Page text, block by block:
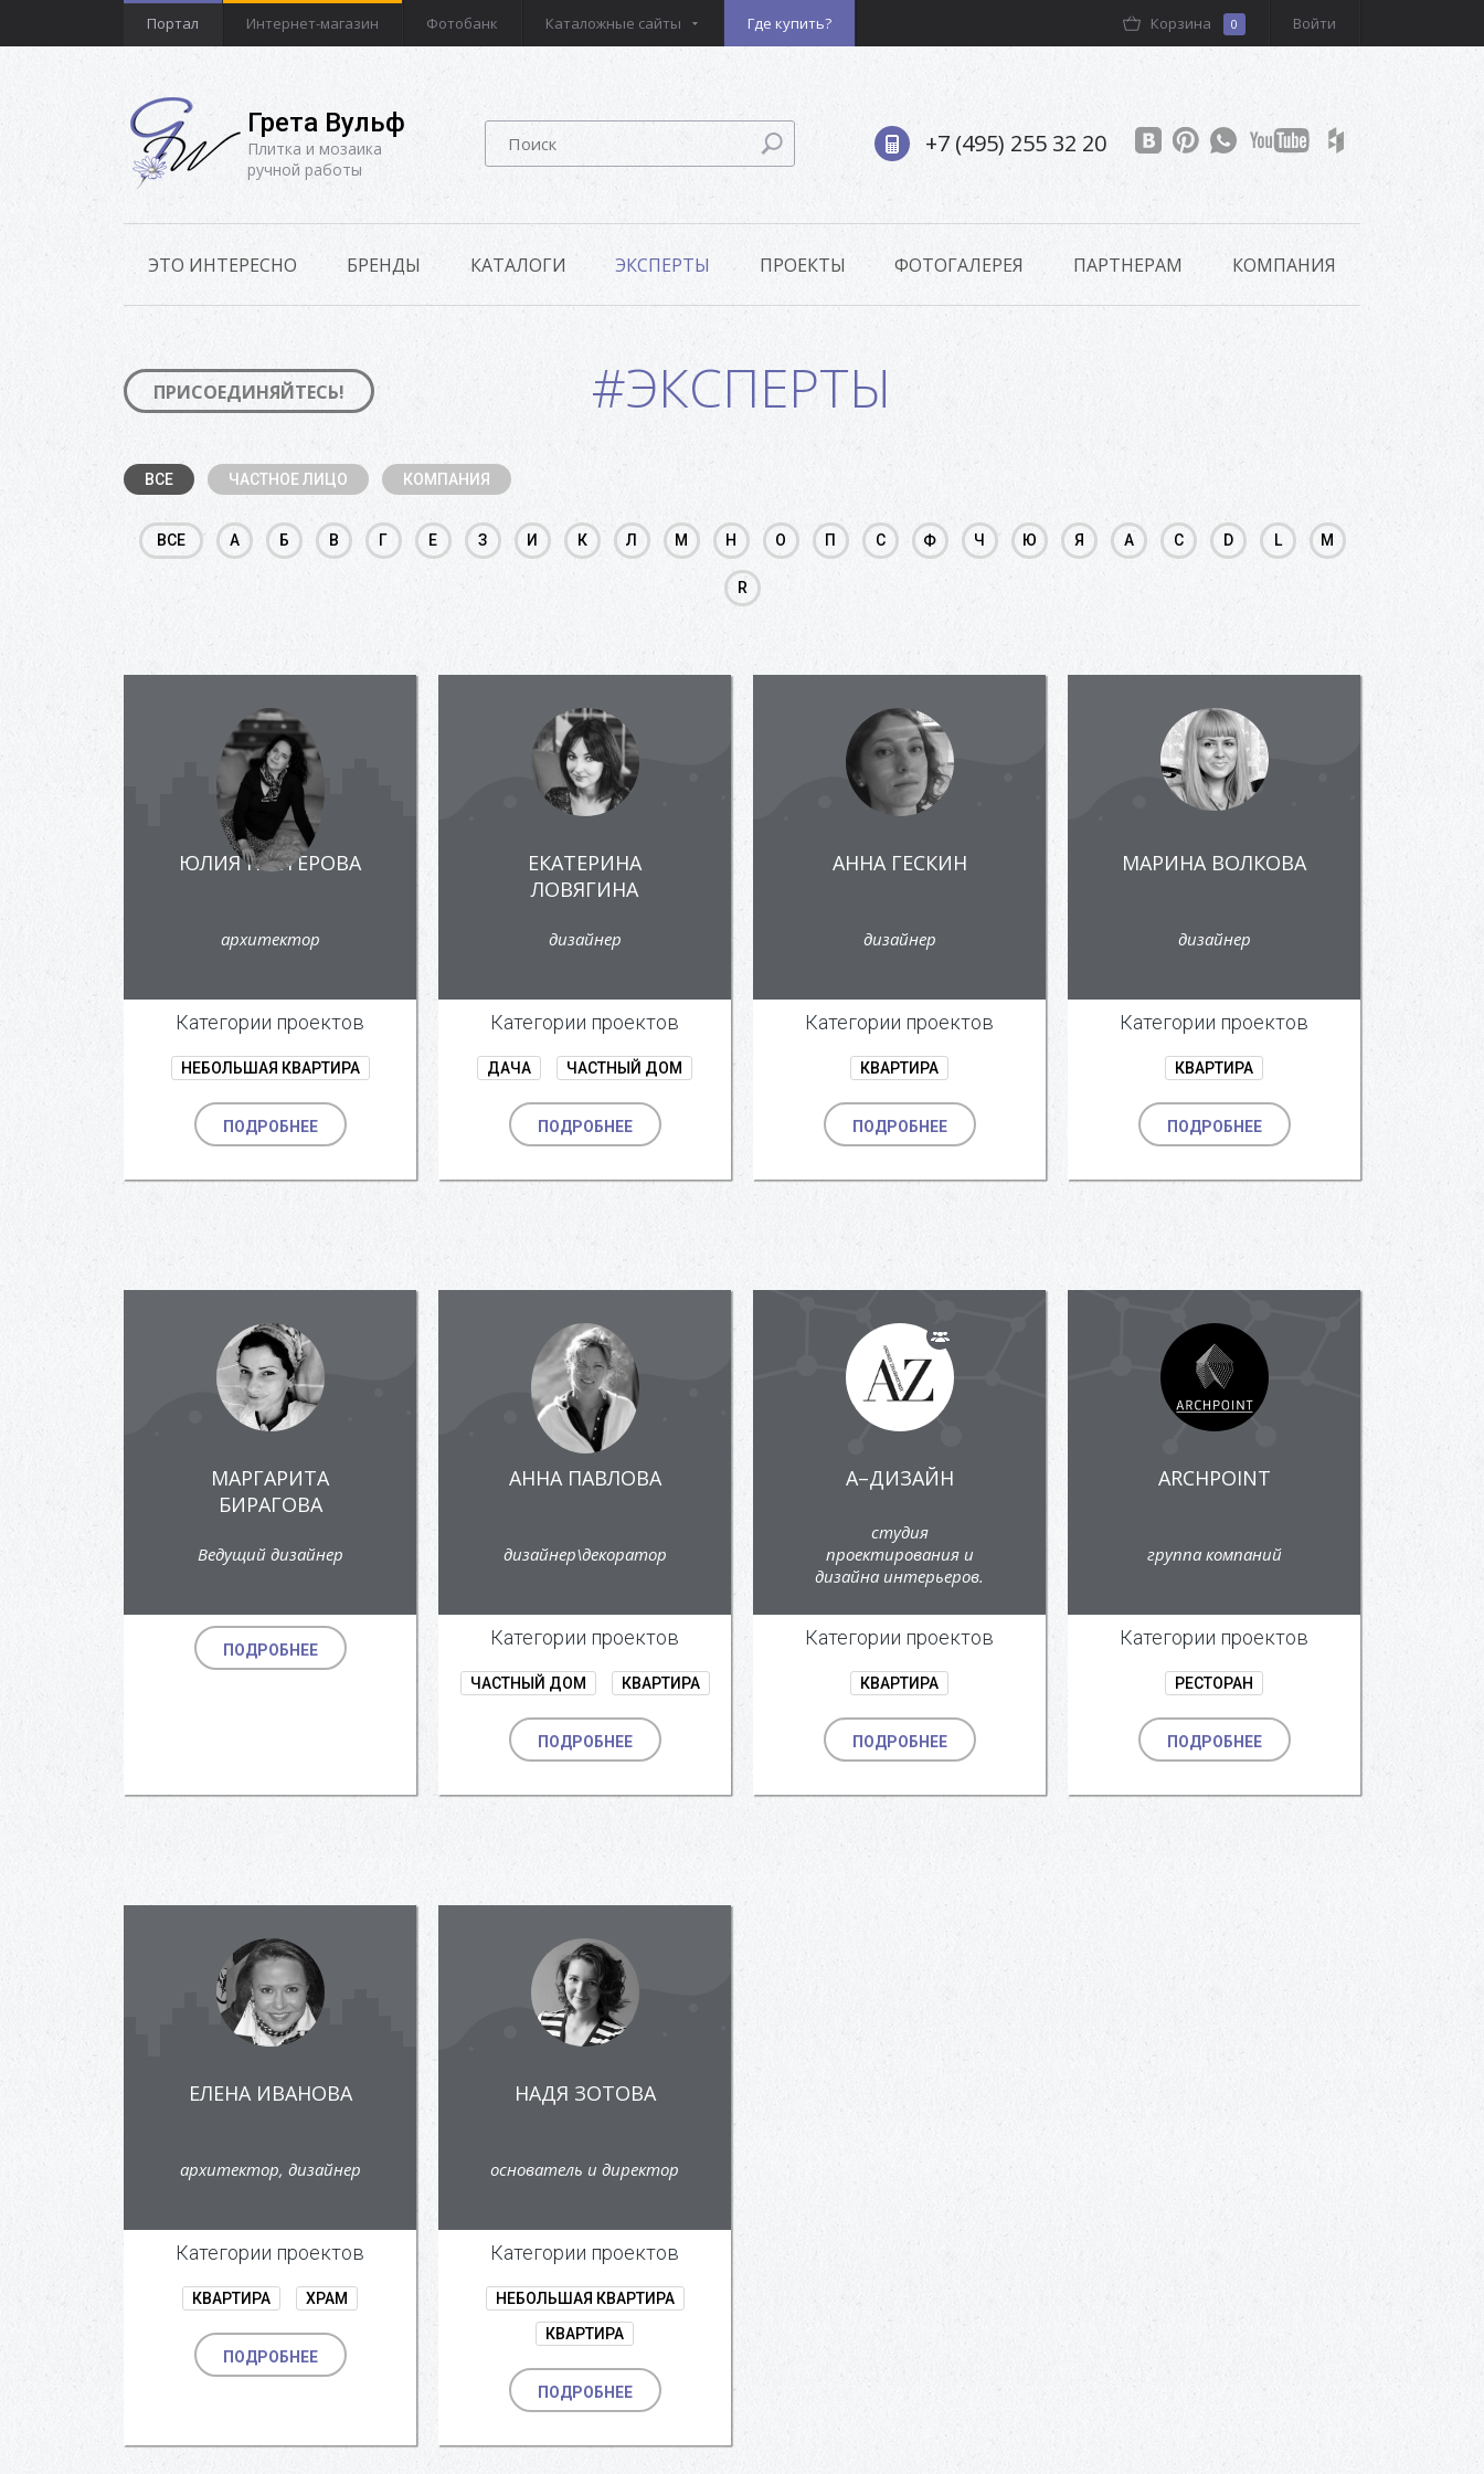
Портал Интернет-магазин Фотобанк Каталожные сайты Где купить? Войти
Корзина 0
Грета Вульф
Плитка и мозаика
ручной работы
+7 (495) 255 32 20
ЭТО ИНТЕРЕСНО БРЕНДЫ КАТАЛОГИ ЭКСПЕРТЫ ПРОЕКТЫ ФОТОГАЛЕРЕЯ ПАРТНЕРАМ КОМПАНИЯ
#ЭКСПЕРТЫ
ПРИСОЕДИНЯЙТЕСЬ!
ВСЕ ЧАСТНОЕ ЛИЦО КОМПАНИЯ
ВСЕ А Б В Г Е З И К Л М Н О П С Ф Ч Ю Я A C D L M
R
ЮЛИЯ НЕСТЕРОВА
архитектор
Категории проектов
НЕБОЛЬШАЯ КВАРТИРА
ПОДРОБНЕЕ
ЕКАТЕРИНА
ЛОВЯГИНА
дизайнер
Категории проектов
ДАЧА ЧАСТНЫЙ ДОМ
ПОДРОБНЕЕ
АННА ГЕСКИН
дизайнер
Категории проектов
КВАРТИРА
ПОДРОБНЕЕ
МАРИНА ВОЛКОВА
дизайнер
Категории проектов
КВАРТИРА
ПОДРОБНЕЕ
МАРГАРИТА
БИРАГОВА
Ведущий дизайнер
ПОДРОБНЕЕ
АННА ПАВЛОВА
дизайнер\декоратор
Категории проектов
ЧАСТНЫЙ ДОМ КВАРТИРА
ПОДРОБНЕЕ
А–ДИЗАЙН
студия
проектирования и
дизайна интерьеров.
Категории проектов
КВАРТИРА
ПОДРОБНЕЕ
ARCHPOINT
группа компаний
Категории проектов
РЕСТОРАН
ПОДРОБНЕЕ
ЕЛЕНА ИВАНОВА
архитектор, дизайнер
Категории проектов
КВАРТИРА ХРАМ
ПОДРОБНЕЕ
НАДЯ ЗОТОВА
основатель и директор
Категории проектов
НЕБОЛЬШАЯ КВАРТИРА
КВАРТИРА
ПОДРОБНЕЕ